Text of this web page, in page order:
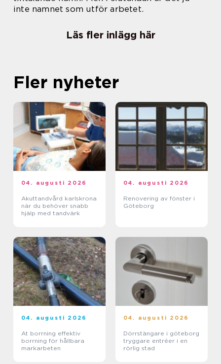
inte namnet som utför arbetet.
Läs fler inlägg här
Fler nyheter
04. augusti 2026
Akuttandvård karlskrona
när du behöver snabb
hjälp med tandvärk
04. augusti 2026
Renovering av fönster i
Göteborg
04. augusti 2026
At borrning effektiv
borrning för hållbara
markarbeten
04. augusti 2026
Dörrstängare i göteborg
tryggare entréer i en
rörlig stad